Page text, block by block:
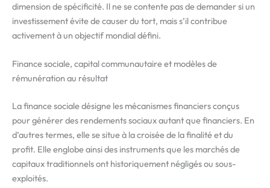
dimension de spécificité. Il ne se contente pas de demander si un
investissement évite de causer du tort, mais s’il contribue
activement à un objectif mondial défini.
Finance sociale, capital communautaire et modèles de
rémunération au résultat
La finance sociale désigne les mécanismes financiers conçus
pour générer des rendements sociaux autant que financiers. En
d’autres termes, elle se situe à la croisée de la finalité et du
profit. Elle englobe ainsi des instruments que les marchés de
capitaux traditionnels ont historiquement négligés ou sous-
exploités.